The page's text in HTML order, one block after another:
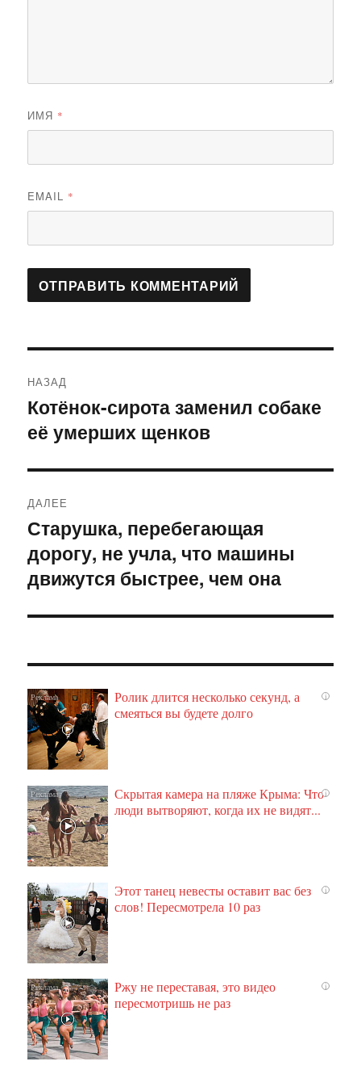
ИМЯ *
EMAIL *
по
записям
НАЗАД
Предыдущая
запись:
Котёнок-сирота заменил собаке
её умерших щенков
ДАЛЕЕ
Следующая
запись:
Старушка, перебегающая
дорогу, не учла, что машины
движутся быстрее, чем она
i
Ролик длится несколько секунд, а
смеяться вы будете долго
i
Скрытая камера на пляже Крыма: Что
люди вытворяют, когда их не видят...
i
Этот танец невесты оставит вас без
слов! Пересмотрела 10 раз
i
Ржу не переставая, это видео
пересмотришь не раз